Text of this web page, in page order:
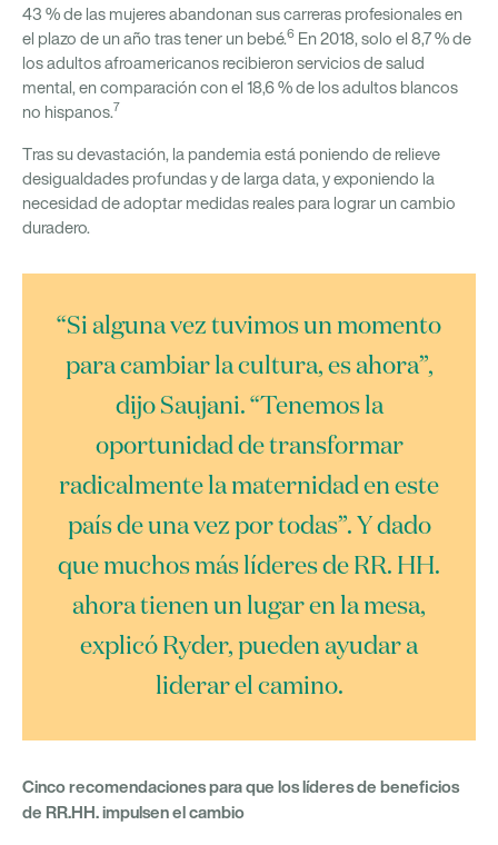
43 % de las mujeres abandonan sus carreras profesionales en
el plazo de un año tras tener un bebé.6 En 2018, solo el 8,7 % de
los adultos afroamericanos recibieron servicios de salud
mental, en comparación con el 18,6 % de los adultos blancos
no hispanos.7
Tras su devastación, la pandemia está poniendo de relieve
desigualdades profundas y de larga data, y exponiendo la
necesidad de adoptar medidas reales para lograr un cambio
duradero.
“Si alguna vez tuvimos un momento
para cambiar la cultura, es ahora”,
dijo Saujani. “Tenemos la
oportunidad de transformar
radicalmente la maternidad en este
país de una vez por todas”. Y dado
que muchos más líderes de RR. HH.
ahora tienen un lugar en la mesa,
explicó Ryder, pueden ayudar a
liderar el camino.
Cinco recomendaciones para que los líderes de beneficios
de RR.HH. impulsen el cambio